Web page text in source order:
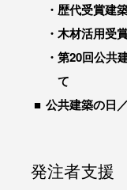
歴代受賞建
木材活用受
第20回公共
て
公共建築の日
発注者支援